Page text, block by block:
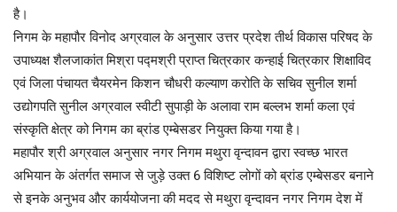
है।
निगम के महापौर विनोद अग्रवाल के अनुसार उत्तर प्रदेश तीर्थ विकास परिषद के
उपाध्यक्ष शैलजाकांत मिश्रा पद्मश्री प्राप्त चित्रकार कन्हाई चित्रकार शिक्षाविद
एवं जिला पंचायत चैयरमेन किशन चौधरी कल्याण करोति के सचिव सुनील शर्मा
उद्योगपति सुनील अग्रवाल स्वीटी सुपाड़ी के अलावा राम बल्लभ शर्मा कला एवं
संस्कृति क्षेत्र को निगम का ब्रांड एम्बेसडर नियुक्त किया गया है।
महापौर श्री अग्रवाल अनुसार नगर निगम मथुरा वृन्दावन द्वारा स्वच्छ भारत
अभियान के अंतर्गत समाज से जुड़े उक्त 6 विशिष्ट लोगों को ब्रांड एम्बेसडर बनाने
से इनके अनुभव और कार्ययोजना की मदद से मथुरा वृन्दावन नगर निगम देश में